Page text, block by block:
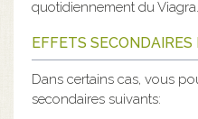
quotidiennement du Viagra.
EFFETS SECONDAIRES
Dans certains cas, vous
secondaires suivants: